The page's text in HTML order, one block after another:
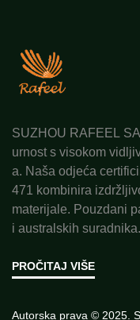
omogućuju
prema koži,
smjena, a klasičan
opušten kroj s
djelatnici mogu
u skladištu,
alate pri vanjskom
teških sigurnosnih
posla, polo dresovi
od početka do kraja
SUZHOU RAFEEL
urnost s visokom
a. Naša odjeća
471 kombinira
materijale. Pouzdani
i australskih
PROČITAJ VIŠE
Autorska prava © 2025.